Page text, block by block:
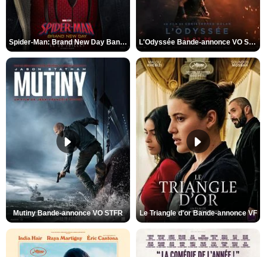
Spider-Man: Brand New Day Bande-annonce VO STFR L'Odyssée Bande-annonce VO STFR
Mutiny Bande-annonce VO STFR Le Triangle d'or Bande-annonce VF